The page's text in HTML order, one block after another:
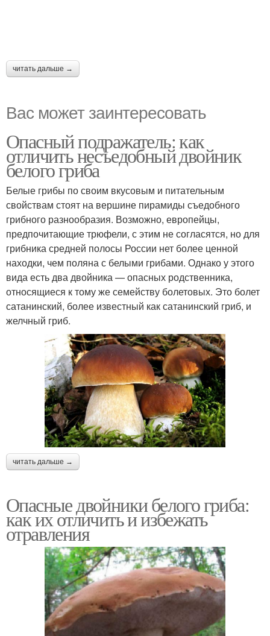
читать дальше →
Вас может заинтересовать
Опасный подражатель: как
отличить несъедобный двойник
белого гриба
Белые грибы по своим вкусовым и питательным
свойствам стоят на вершине пирамиды съедобного
грибного разнообразия. Возможно, европейцы,
предпочитающие трюфели, с этим не согласятся, но для
грибника средней полосы России нет более ценной
находки, чем поляна с белыми грибами. Однако у этого
вида есть два двойника — опасных родственника,
относящиеся к тому же семейству болетовых. Это болет
сатанинский, более известный как сатанинский гриб, и
желчный гриб.
читать дальше →
Опасные двойники белого гриба:
как их отличить и избежать
отравления